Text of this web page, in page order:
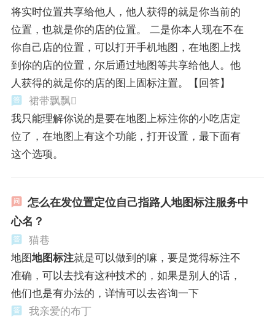
将实时位置共享给他人，他人获得的就是你当前的
位置，也就是你的店的位置。 二是你本人现在不在
你自己店的位置，可以打开手机地图，在地图上找
到你的店的位置，尔后通过地图等共享给他人。他
人获得的就是你的店的图上固标注置。【回答】
裙带飘飘
我只能理解你说的是要在地图上标注你的小吃店定
位了，在地图上有这个功能，打开设置，最下面有
这个选项。
怎么在发位置定位自己指路人地图标注服务中
心名？
猫巷
地图地图标注就是可以做到的嘛，要是觉得标注不
准确，可以去找有这种技术的，如果是别人的话，
他们也是有办法的，详情可以去咨询一下
我亲爱的布丁